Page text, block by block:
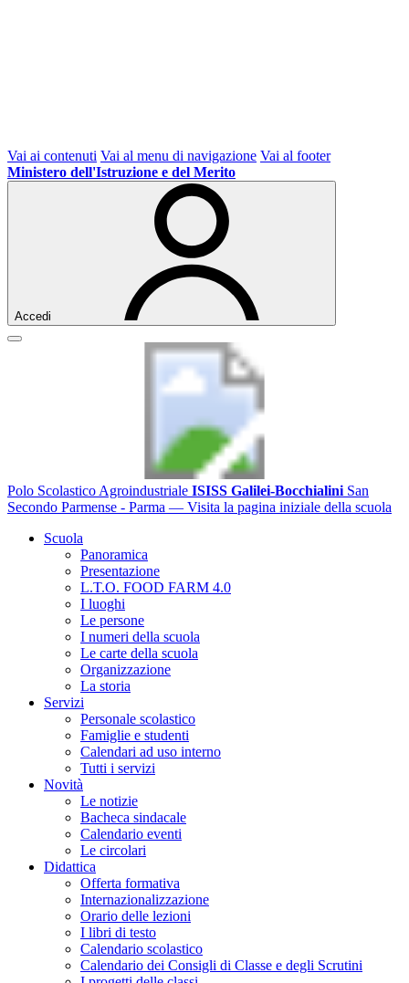
Vai ai contenuti Vai al menu di navigazione Vai al footer
Ministero dell'Istruzione e del Merito
Accedi
Polo Scolastico Agroindustriale ISISS Galilei-Bocchialini San
Secondo Parmense - Parma — Visita la pagina iniziale della scuola
Scuola
Panoramica
Presentazione
L.T.O. FOOD FARM 4.0
I luoghi
Le persone
I numeri della scuola
Le carte della scuola
Organizzazione
La storia
Servizi
Personale scolastico
Famiglie e studenti
Calendari ad uso interno
Tutti i servizi
Novità
Le notizie
Bacheca sindacale
Calendario eventi
Le circolari
Didattica
Offerta formativa
Internazionalizzazione
Orario delle lezioni
I libri di testo
Calendario scolastico
Calendario dei Consigli di Classe e degli Scrutini